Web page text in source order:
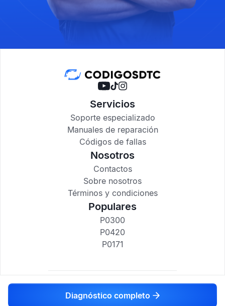
Diagnóstico completo
Servicios
Soporte especializado
Manuales de reparación
Códigos de fallas
Nosotros
Contactos
Sobre nosotros
Términos y condiciones
Populares
P0300
P0420
P0171
codigosdtc.com © 2017-2025